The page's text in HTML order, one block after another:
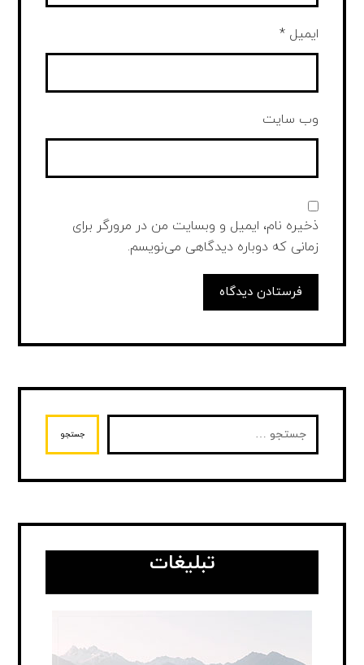
ایمیل*
وب‌ سایت
ذخیره نام، ایمیل و وبسایت من در مرورگر برای
زمانی که دوباره دیدگاهی می‌نویسم.
فرستادن دیدگاه
جستجو
تبلیغات